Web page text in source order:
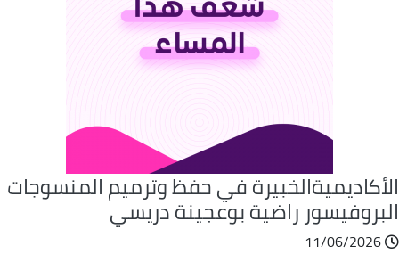
في حفظ وترميم المنسوجات
راضية بوعجينة دريسي
11/06/2026